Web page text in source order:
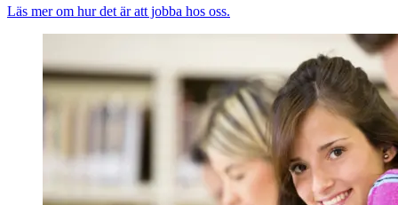
Läs mer om hur det är att jobba hos oss.